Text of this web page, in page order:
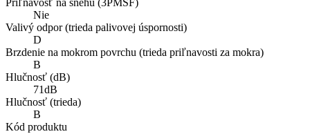
Nie
Valivý odpor (trieda palivovej úspornosti)
D
Brzdenie na mokrom povrchu (trieda priľnavosti za mokra)
B
Hlučnosť (dB)
71dB
Hlučnosť (trieda)
B
Kód produktu